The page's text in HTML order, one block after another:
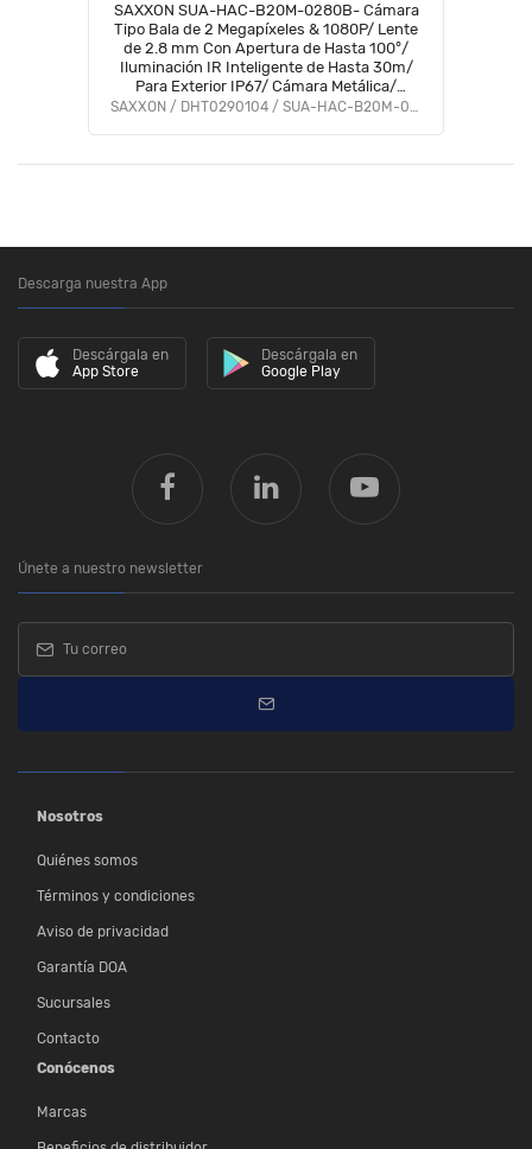
SAXXON SUA-HAC-B20M-0280B- Cámara
Tipo Bala de 2 Megapíxeles & 1080P/ Lente
de 2.8 mm Con Apertura de Hasta 100°/
Iluminación IR Inteligente de Hasta 30m/
Para Exterior IP67/ Cámara Metálica/
Funcionamiento en Modos CVI & AHD & TVISAXXON / DHT0290104 / SUA-HAC-B20M-0280B
Descarga nuestra App
Descárgala en
App Store
Descárgala en
Google Play
Únete a nuestro newsletter
Nosotros
Quiénes somos
Términos y condiciones
Aviso de privacidad
Garantía DOA
Sucursales
Contacto
Conócenos
Marcas